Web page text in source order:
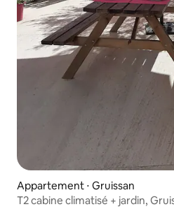
Appartement ⋅ Gruissan
T2 cabine climatisé + jardin,